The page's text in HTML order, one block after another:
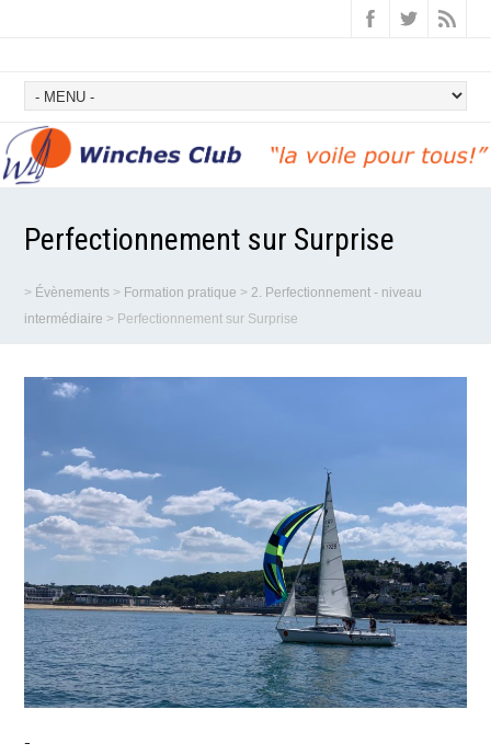
Perfectionnement sur Surprise
> Évènements > Formation pratique >2. Perfectionnement - niveau
intermédiaire > Perfectionnement sur Surprise
-